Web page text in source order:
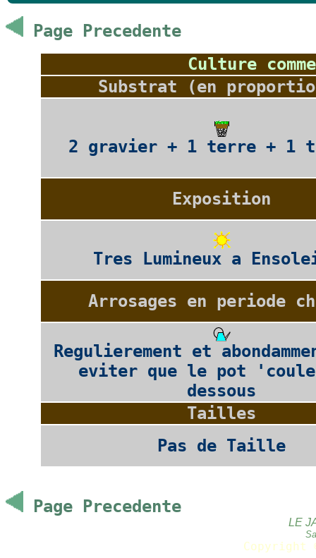
Page Precedente
Culture
Substrat (en
2 gravier + 1 terre + 1
Exposition
Tres Lumineux a
Arrosages en periode
Regulierement et
eviter que le pot
dessous
Tailles
Pas de Taille
Page Precedente
LE
Copyright